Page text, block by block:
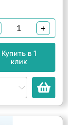
+
Купить в 1
клик